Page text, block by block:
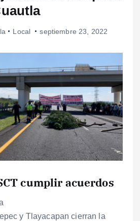
Local septiembre 23, 2022
cumplir acuerdos
y Tlayacapan cierran la